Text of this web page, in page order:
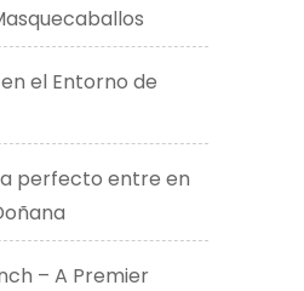
el Entorno de
perfecto entre en
– A Premier